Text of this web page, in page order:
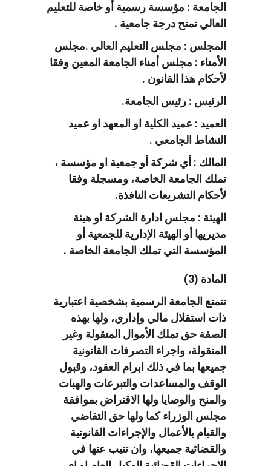
الجامعة : مؤسسة رسمية أو خاصة للتعليم
العالي تمنح درجة جامعية .
المجلس : مجلس التعليم العالي .مجلس
الأمناء : مجلس أمناء الجامعة المعين وفقا
لأحكام هذا القانون .
الرئيس : رئيس الجامعة.
العميد : عميد الكلية او المعهد او عميد
النشاط الجامعي .
المالك : أي شركة أو جمعية او مؤسسة ،
تملك الجامعة الخاصة، ومسجلة وفقا
لأحكام التشريعات النافذة.
الهيئة : مجلس ادارة الشركة او هيئة
مديريها أو الهيئة الإدارية للجمعية أو
المؤسسة التي تملك الجامعة الخاصة .
المادة (3)
تتمتع الجامعة الرسمية بشخصية اعتبارية
ذات استقلال مالي وإداري، ولها بهذه
الصفة حق تملك الأموال المنقولة وغير
المنقولة، واجراء التصرفات القانونية
جميعها بما في ذلك ابرام العقود، وقبول
الوقف والمساعدات والتبرعات والهبات
والمنح والوصايا ولها الاقتراض بموافقة
مجلس الوزراء كما ولها حق التقاضي
والقيام بالأعمال والإجراءات القانونية
والقضائية جميعها، وان تنيب عنها في